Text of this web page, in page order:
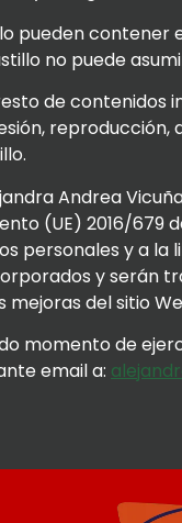
pueden
no puede
de
Andrea
(UE) 2016/679
personales y a
y serán
del sitio
momento de
email a: